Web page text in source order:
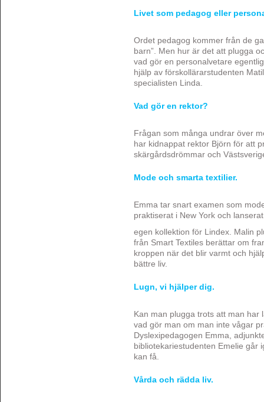
Livet som pedagog eller
Ordet pedagog kommer från de
barn”. Men hur är det att plugga
vad gör en personalvetare
hjälp av förskollärarstudenten
specialisten Linda.
Vad gör en rektor?
Frågan som många undrar över
har kidnappat rektor Björn för att
skärgårdsdrömmar och
Mode och smarta textilier.
Emma tar snart examen som
praktiserat i New York och
egen kollektion för Lindex. Malin
från Smart Textiles berättar om
kroppen när det blir varmt och
bättre liv.
Lugn, vi hjälper dig.
Kan man plugga trots att man har
vad gör man om man inte vågar
Dyslexipedagogen Emma,
bibliotekariestudenten Emelie går
kan få.
Vårda och rädda liv.